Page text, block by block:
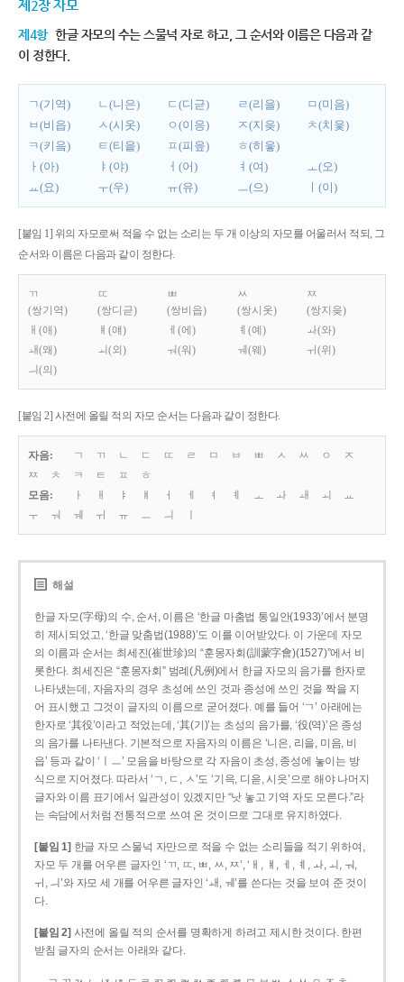
제2장 자모
제4항 한글 자모의 수는 스물넉 자로 하고, 그 순서와 이름은 다음과 같
이 정한다.
ㄱ(기역) ㄴ(니은) ㄷ(디귿) ㄹ(리을)
ㅁ(미음)
ㅂ(비읍)
ㅅ(시옷) ㅇ(이응) ㅈ(지읒)
ㅊ(치읓)
ㅋ(키읔)
ㅌ(티읕) ㅍ(피읖)
ㅎ(히읗)
ㅏ(아)
ㅑ(야) ㅓ(어) ㅕ(여)
ㅗ(오)
ㅛ(요)
ㅜ(우) ㅠ(유) ㅡ(으) ㅣ(이)
[붙임 1] 위의 자모로써 적을 수 없는 소리는 두 개 이상의 자모를 어울러서 적되, 그
순서와 이름은 다음과 같이 정한다.
ㄲ
(쌍기역)
ㄸ
(쌍디귿)
ㅃ
(쌍비읍)
ㅆ
(쌍시옷)
ㅉ
(쌍지읒)
ㅐ(애)
ㅒ(얘) ㅔ(에) ㅖ(예)
ㅘ(와)
ㅙ(왜)
ㅚ(외) ㅝ(워) ㅞ(웨)
ㅟ(위)
ㅢ(의)
[붙임 2] 사전에 올릴 적의 자모 순서는 다음과 같이 정한다.
자음: ㄱ ㄲ ㄴ ㄷ ㄸ ㄹ ㅁ ㅂ ㅃ ㅅ ㅆ ㅇ
ㅈ
ㅉ
ㅊ ㅋ ㅌ ㅍ
ㅎ
모음:
ㅏ ㅐ ㅑ ㅒ ㅓ ㅔ ㅕ ㅖ ㅗ ㅘ ㅙ ㅚ
ㅛ
ㅜ
ㅝ ㅞ ㅟ ㅠ ㅡ ㅢ
해설
한글 자모(字母)의 수, 순서, 이름은 ‘한글 마춤법 통일안(1933)’에서 분명
히 제시되었고, ‘한글 맞춤법(1988)’도 이를 이어받았다. 이 가운데 자모
의 이름과 순서는 최세진(崔世珍)의 “훈몽자회(訓蒙字會)(1527)”에서 비
롯한다. 최세진은 “훈몽자회” 범례(凡例)에서 한글 자모의 음가를 한자로
나타냈는데, 자음자의 경우 초성에 쓰인 것과 종성에 쓰인 것을 짝을 지
어 표시했고 그것이 글자의 이름으로 굳어졌다. 예를 들어 ‘ㄱ’ 아래에는
한자로 ‘其役’이라고 적었는데, ‘其(기)’는 초성의 음가를, ‘役(역)’은 종성
의 음가를 나타낸다. 기본적으로 자음자의 이름은 ‘니은, 리을, 미음, 비
읍’ 등과 같이 ‘ㅣㅡ’ 모음을 바탕으로 각 자음이 초성, 종성에 놓이는 방
식으로 지어졌다. 따라서 ‘ㄱ, ㄷ, ㅅ’도 ‘기윽, 디읃, 시읏’으로 해야 나머지
글자와 이름 표기에서 일관성이 있겠지만 “낫 놓고 기역 자도 모른다.”라
는 속담에서처럼 전통적으로 쓰여 온 것이므로 그대로 유지하였다.
[붙임 1] 한글 자모 스물넉 자만으로 적을 수 없는 소리들을 적기 위하여,
자모 두 개를 어우른 글자인 ‘ㄲ, ㄸ, ㅃ, ㅆ, ㅉ’, ‘ㅐ, ㅒ, ㅔ, ㅖ, ㅘ, ㅚ, ㅝ,
ㅟ, ㅢ’와 자모 세 개를 어우른 글자인 ‘ㅙ, ㅞ’를 쓴다는 것을 보여 준 것이
다.
[붙임 2] 사전에 올릴 적의 순서를 명확하게 하려고 제시한 것이다. 한편
받침 글자의 순서는 아래와 같다.